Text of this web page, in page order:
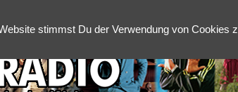
stimmst Du der Verwendung von Cookies